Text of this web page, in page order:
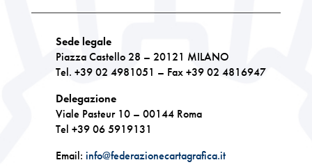
Sede legale
Piazza Castello 28 – 20121 MILANO
Tel. +39 02 4981051 – Fax +39 02 4816947
Delegazione
Viale Pasteur 10 – 00144 Roma
Tel +39 06 5919131
Email: info@federazionecartagrafica.it